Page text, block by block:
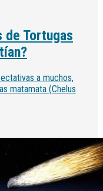
de Tortugas
a muchos,
matamata (Chelus